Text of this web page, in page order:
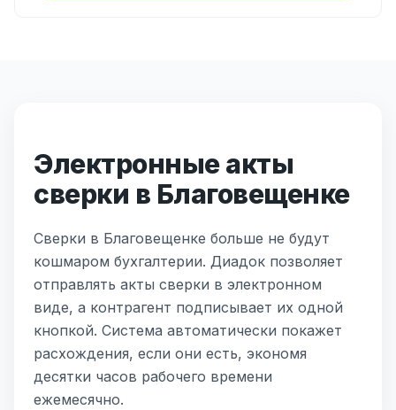
Электронные акты
сверки в Благовещенке
Сверки в Благовещенке больше не будут
кошмаром бухгалтерии. Диадок позволяет
отправлять акты сверки в электронном
виде, а контрагент подписывает их одной
кнопкой. Система автоматически покажет
расхождения, если они есть, экономя
десятки часов рабочего времени
ежемесячно.